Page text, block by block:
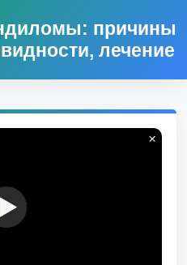
причины
лечение